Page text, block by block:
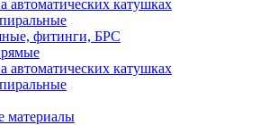
автоматических катушках
фитинги, БРС
автоматических катушках
материалы